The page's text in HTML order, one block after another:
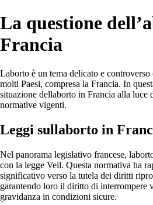
La questione
Francia
Laborto è un tema delicato e
molti Paesi, compresa la Francia. In
situazione dellaborto in Francia alla luce
normative vigenti.
Leggi sullaborto in
Nel panorama legislativo francese,
con la legge Veil. Questa normativa ha
significativo verso la tutela dei diritti
garantendo loro il diritto di interrompere
gravidanza in condizioni sicure.